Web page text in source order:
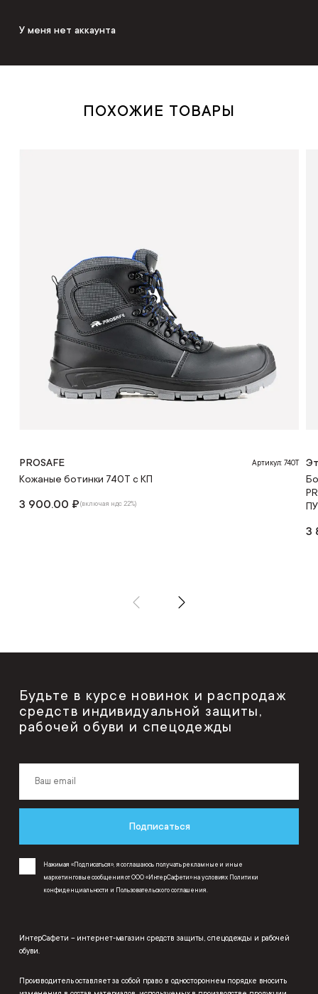
У меня нет аккаунта
ПОХОЖИЕ ТОВАРЫ
PROSAFE Артикул: 740Т
Кожаные ботинки 740Т с КП
3 900.00 ₽(включая ндс 22%)
3
Будьте в курсе новинок и распродаж
средств индивидуальной защиты,
рабочей обуви и спецодежды
Подписаться
Нажимая «Подписаться», я соглашаюсь получать рекламные и иные
маркетинговые сообщения от ООО «ИнтерСафети» на условиях Политики
конфиденциальности и Пользовательского соглашения.
ИнтерСафети – интернет-магазин средств защиты, спецодежды и рабочей
обуви.
Производитель оставляет за собой право в одностороннем порядке вносить